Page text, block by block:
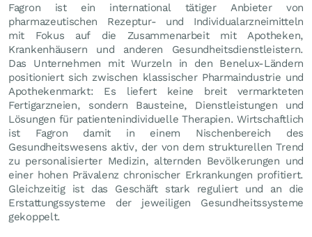
Fagron ist ein international tätiger Anbieter von
pharmazeutischen Rezeptur- und Individualarzneimitteln
mit Fokus auf die Zusammenarbeit mit Apotheken,
Krankenhäusern und anderen Gesundheitsdienstleistern.
Das Unternehmen mit Wurzeln in den Benelux-Ländern
positioniert sich zwischen klassischer Pharmaindustrie und
Apothekenmarkt: Es liefert keine breit vermarkteten
Fertigarzneien, sondern Bausteine, Dienstleistungen und
Lösungen für patientenindividuelle Therapien. Wirtschaftlich
ist Fagron damit in einem Nischenbereich des
Gesundheitswesens aktiv, der von dem strukturellen Trend
zu personalisierter Medizin, alternden Bevölkerungen und
einer hohen Prävalenz chronischer Erkrankungen profitiert.
Gleichzeitig ist das Geschäft stark reguliert und an die
Erstattungssysteme der jeweiligen Gesundheitssysteme
gekoppelt.